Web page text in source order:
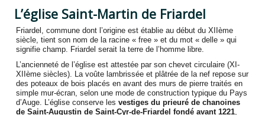
L’église Saint-Martin de Friardel
Friardel, commune dont l’origine est établie au début du XIIème
siècle, tient son nom de la racine « free » et du mot « delle » qui
signifie champ. Friardel serait la terre de l’homme libre.
L’ancienneté de l’église est attestée par son chevet circulaire (XI-
XIIème siècles). La voûte lambrissée et plâtrée de la nef repose sur
des poteaux de bois placés en avant des murs de pierre traités en
simple mur-écran, selon une mode de construction typique du Pays
d’Auge. L’église conserve lesvestiges du prieuré de chanoines
de Saint-Augustin de Saint-Cyr-de-Friardel fondé avant 1221